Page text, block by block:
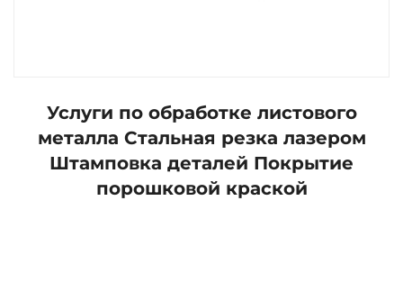
Услуги по обработке листового
металла Стальная резка лазером
Штамповка деталей Покрытие
порошковой краской